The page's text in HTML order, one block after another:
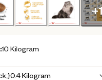
+
:10 Kilogram